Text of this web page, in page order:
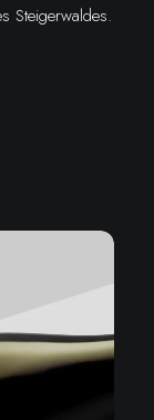
Steigerwaldes.